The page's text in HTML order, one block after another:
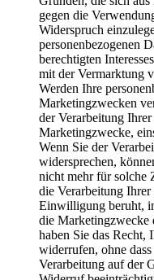
gegen die
Widerspruch
personenbezogenen
berechtigten
mit der Vermarktung
Werden Ihre
Marketingzwecken
der Verarbeitung
Marketingzwecke,
Wenn Sie der
widersprechen,
nicht mehr für solche
die Verarbeitung Ihrer
Einwilligung beruht,
die Marketingzwecke
haben Sie das
widerrufen, ohne
Verarbeitung auf der